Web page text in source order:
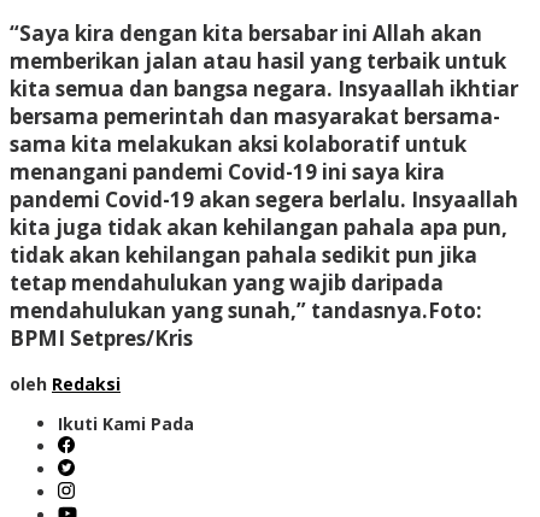
“Saya kira dengan kita bersabar ini Allah akan
memberikan jalan atau hasil yang terbaik untuk
kita semua dan bangsa negara. Insyaallah ikhtiar
bersama pemerintah dan masyarakat bersama-
sama kita melakukan aksi kolaboratif untuk
menangani pandemi Covid-19 ini saya kira
pandemi Covid-19 akan segera berlalu. Insyaallah
kita juga tidak akan kehilangan pahala apa pun,
tidak akan kehilangan pahala sedikit pun jika
tetap mendahulukan yang wajib daripada
mendahulukan yang sunah,” tandasnya.Foto:
BPMI Setpres/Kris
oleh Redaksi
Ikuti Kami Pada